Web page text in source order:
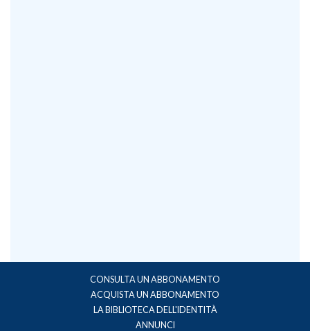
CONSULTA UN ABBONAMENTO
ACQUISTA UN ABBONAMENTO
LA BIBLIOTECA DELL'IDENTITÀ
ANNUNCI